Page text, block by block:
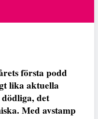
första podd
lika aktuella
det
Med avstamp